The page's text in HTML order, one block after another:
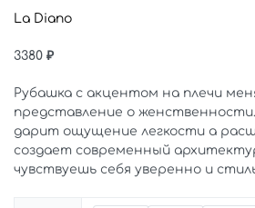
La Diano
3380 ₽
Рубашка с акцентом на плечи
представление о
дарит ощущение легкости а
создает современный
чувствуешь себя уверенно и